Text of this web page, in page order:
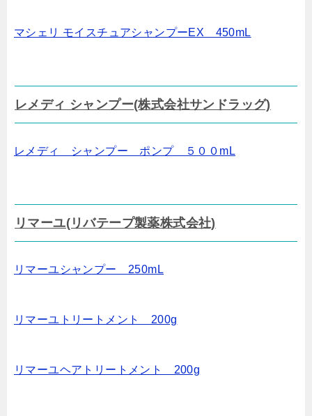
マシェリ モイスチュアシャンプーEX 450mL
レメディ シャンプー(株式会社サンドラッグ)
レメディ シャンプー ポンプ ５００mL
リマーユ(リバテープ製薬株式会社)
リマーユシャンプー 250mL
リマーユトリートメント 200g
リマーユヘアトリートメント 200g